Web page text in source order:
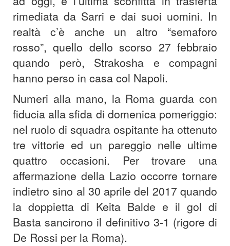
rimediata da Sarri e dai suoi uomini. In
realtà c’è anche un altro “semaforo
rosso”, quello dello scorso 27 febbraio
quando però, Strakosha e compagni
hanno perso in casa col Napoli.
Numeri alla mano, la Roma guarda con
fiducia alla sfida di domenica pomeriggio:
nel ruolo di squadra ospitante ha ottenuto
tre vittorie ed un pareggio nelle ultime
quattro occasioni. Per trovare una
affermazione della Lazio occorre tornare
indietro sino al 30 aprile del 2017 quando
la doppietta di Keita Balde e il gol di
Basta sancirono il definitivo 3-1 (rigore di
De Rossi per la Roma).